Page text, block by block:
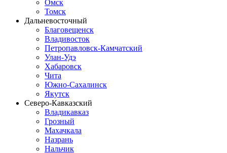
Омск
Томск
Дальневосточный
Благовещенск
Владивосток
Петропавловск-Камчатский
Улан-Удэ
Хабаровск
Чита
Южно-Сахалинск
Якутск
Северо-Кавказский
Владикавказ
Грозный
Махачкала
Назрань
Нальчик